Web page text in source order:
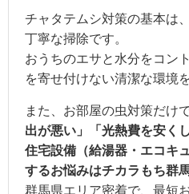
チャタテムシ対策の基本は
丁寧な掃除です。
おうちのエサと水分をコン
を寄せ付けない清潔な環境
また、お部屋の虫対策だけ
出が悪い」「光熱費を安く
住宅設備（給湯器・エコキ
するお悩みはチカラもち群
群馬県エリア密着で、最短